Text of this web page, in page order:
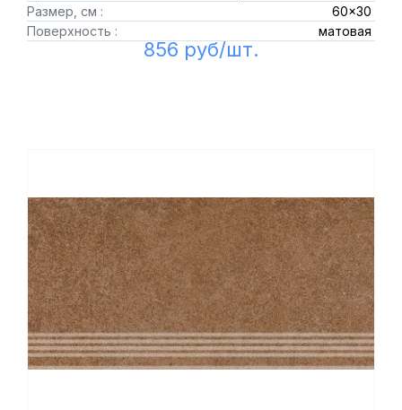
Размер, см :
60x30
Поверхность :
матовая
856 руб/шт.